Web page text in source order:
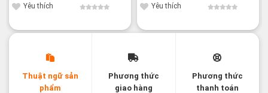
Yêu thích
Yêu thích
Thuật ngữ sản
phẩm
Phương thức
giao hàng
Phương thức
thanh toán